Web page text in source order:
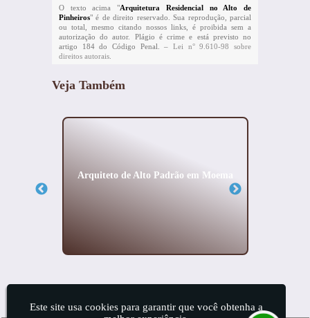
O texto acima "Arquitetura Residencial no Alto de
Pinheiros" é de direito reservado. Sua reprodução, parcial
ou total, mesmo citando nossos links, é proibida sem a
autorização do autor. Plágio é crime e está previsto no
artigo 184 do Código Penal. –Lei n° 9.610-98 sobre
direitos autorais.
Veja Também
Arquiteto de Alto Padrão em Moema
Este site usa cookies para garantir que você obtenha a